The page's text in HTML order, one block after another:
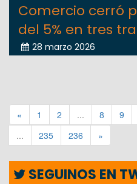
Comercio cerró
del 5% en tres
28 marzo 2026
« 1 2 ... 8 9
...
235 236 »
SEGUINOS EN